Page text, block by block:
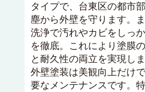
タイプで、台東区の都市
塵から外壁を守ります。
洗浄で汚れやカビをしっ
を徹底。これにより塗膜
と耐久性の両立を実現しま
外壁塗装は美観向上だけ
要なメンテナンスです。